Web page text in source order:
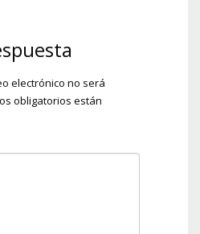
electrónico no será
obligatorios están